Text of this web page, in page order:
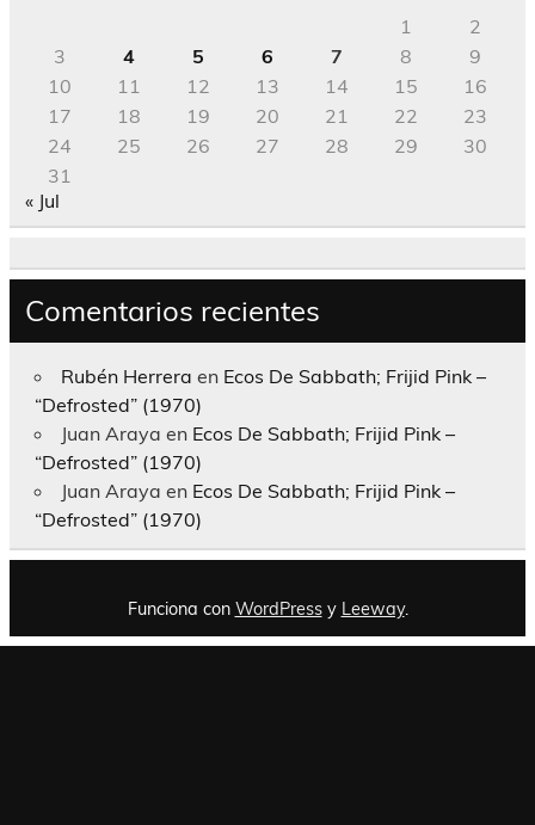
1
2
3
4 5 6 7 8
9
10
11 12 13 14 15
16
17
18 19 20 21 22
23
24
25 26 27 28 29
30
31
« Jul
Comentarios recientes
Rubén Herrera en Ecos De Sabbath; Frijid Pink –
“Defrosted” (1970)
Juan Araya en Ecos De Sabbath; Frijid Pink –
“Defrosted” (1970)
Juan Araya en Ecos De Sabbath; Frijid Pink –
“Defrosted” (1970)
Funciona con WordPressy Leeway.